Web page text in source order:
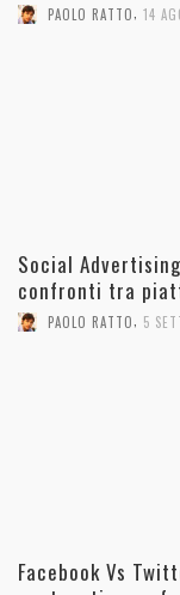
PAOLO RATTO, 14
Social
confronti tra
PAOLO RATTO 5
Facebook Vs